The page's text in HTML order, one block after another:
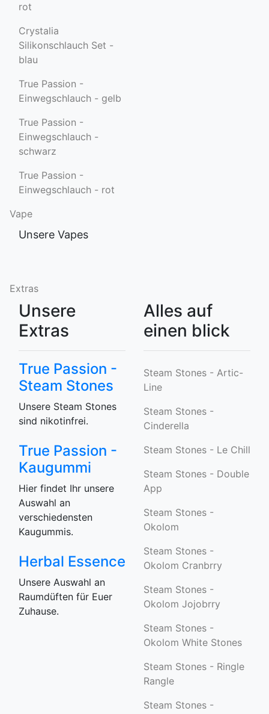
rot
Crystalia
Silikonschlauch Set -
blau
True Passion -
Einwegschlauch - gelb
True Passion -
Einwegschlauch -
schwarz
True Passion -
Einwegschlauch - rot
Vape
Unsere Vapes
Extras
Unsere
Extras
True Passion -
Steam Stones
Unsere Steam Stones
sind nikotinfrei.
True Passion -
Kaugummi
Hier findet Ihr unsere
Auswahl an
verschiedensten
Kaugummis.
Herbal Essence
Unsere Auswahl an
Raumdüften für Euer
Zuhause.
Alles auf
einen blick
Steam Stones - Artic-
Line
Steam Stones -
Cinderella
Steam Stones - Le Chill
Steam Stones - Double
App
Steam Stones -
Okolom
Steam Stones -
Okolom Cranbrry
Steam Stones -
Okolom Jojobrry
Steam Stones -
Okolom White Stones
Steam Stones - Ringle
Rangle
Steam Stones -